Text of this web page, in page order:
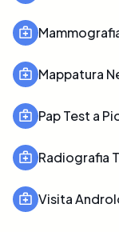
Mappatura
Pap Test a
Radiografia
Visita